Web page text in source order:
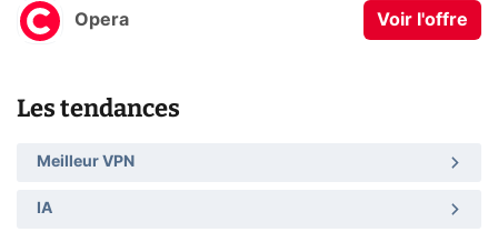
Opera Voir l'offre
Les tendances
Meilleur VPN
IA